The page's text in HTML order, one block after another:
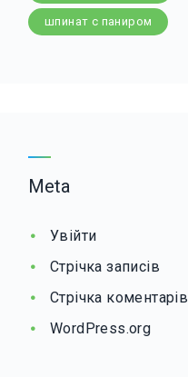
шпинат с паниром
Meta
Увійти
Стрічка записів
Стрічка коментарів
WordPress.org